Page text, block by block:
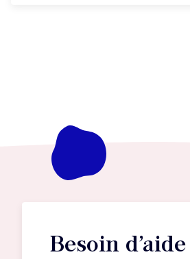
Besoin